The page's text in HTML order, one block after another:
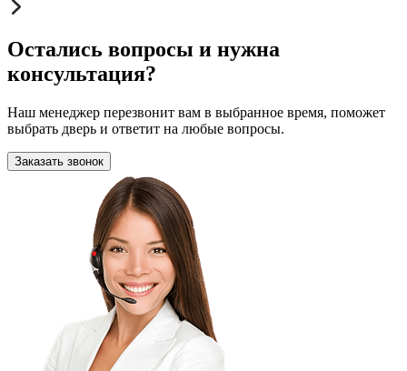
Остались вопросы и нужна
консультация?
Наш менеджер перезвонит вам в выбранное время, поможет
выбрать дверь и ответит на любые вопросы.
Заказать звонок